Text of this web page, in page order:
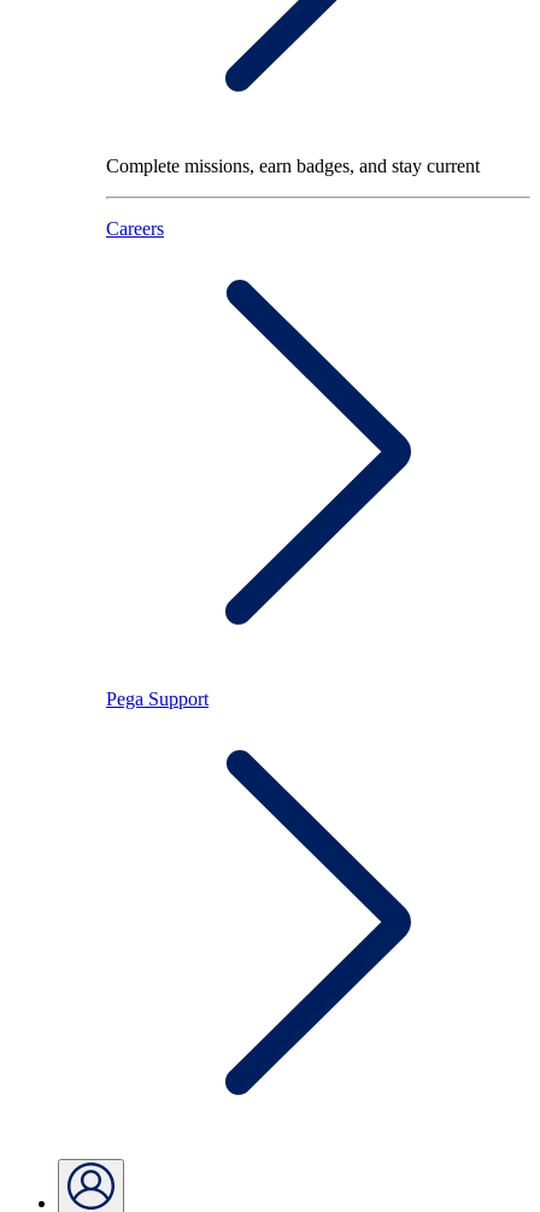
Complete missions, earn badges, and stay current
Careers
Pega Support